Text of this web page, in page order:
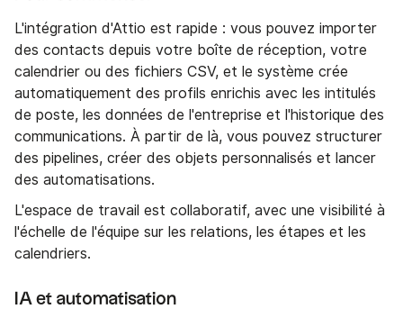
L'intégration d'Attio est rapide : vous pouvez importer
des contacts depuis votre boîte de réception, votre
calendrier ou des fichiers CSV, et le système crée
automatiquement des profils enrichis avec les intitulés
de poste, les données de l'entreprise et l'historique des
communications. À partir de là, vous pouvez structurer
des pipelines, créer des objets personnalisés et lancer
des automatisations.
L'espace de travail est collaboratif, avec une visibilité à
l'échelle de l'équipe sur les relations, les étapes et les
calendriers.
IA et automatisation